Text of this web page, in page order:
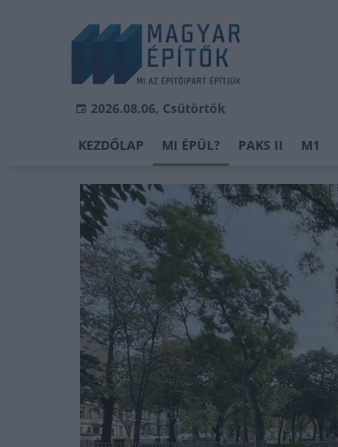
2026.08.06, Csütörtök
KEZDŐLAP MI ÉPÜL? PAKS II M1